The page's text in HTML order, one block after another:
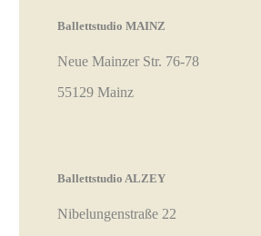
Ballettstudio MAINZ
Neue Mainzer Str. 76-78
55129 Mainz
Ballettstudio ALZEY
Nibelungenstraße 22